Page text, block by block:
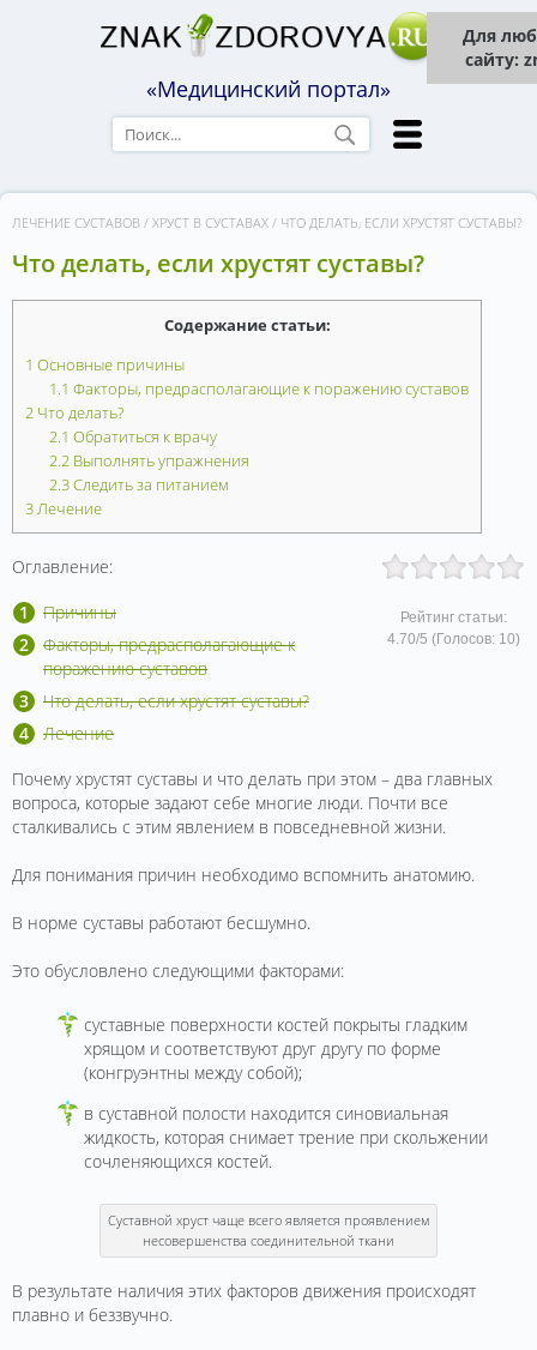
«Медицинский портал»
ЛЕЧЕНИЕ СУСТАВОВ / ХРУСТ В СУСТАВАХ / ЧТО ДЕЛАТЬ, ЕСЛИ ХРУСТЯТ СУСТАВЫ?
Что делать, если хрустят суставы?
Содержание статьи:
1 Основные причины
1.1 Факторы, предрасполагающие к поражению суставов
2 Что делать?
2.1 Обратиться к врачу
2.2Выполнять упражнения
2.3Следить за питанием
3Лечение
Рейтинг статьи:
4.70/5 (Голосов: 10)
Оглавление:
Причины
Факторы, предрасполагающие к
поражению суставов
Что делать, если хрустят суставы?
Лечение
Почему хрустят суставы и что делать при этом – два главных
вопроса, которые задают себе многие люди. Почти все
сталкивались с этим явлением в повседневной жизни.
Для понимания причин необходимо вспомнить анатомию.
В норме суставы работают бесшумно.
Это обусловлено следующими факторами:
суставные поверхности костей покрыты гладким
хрящом и соответствуют друг другу по форме
(конгруэнтны между собой);
в суставной полости находится синовиальная
жидкость, которая снимает трение при скольжении
сочленяющихся костей.
Cуставной хруст чаще всего является проявлением
несовершенства соединительной ткани
В результате наличия этих факторов движения происходят
плавно и беззвучно.
Для
сайту: